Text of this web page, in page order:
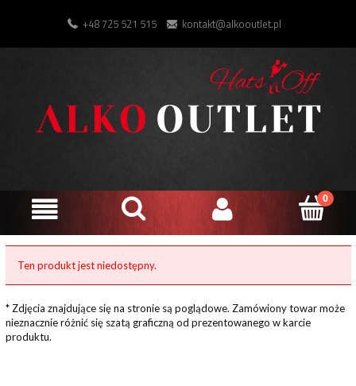
+48 725 521 515 kontakt@alkooutlet.pl
Ten produkt jest niedostępny.
* Zdjęcia znajdujące się na stronie są poglądowe. Zamówiony towar może
nieznacznie różnić się szatą graficzną od prezentowanego w karcie
produktu.